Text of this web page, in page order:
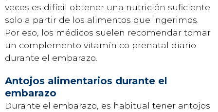
veces es difícil obtener una nutrición suficiente
solo a partir de los alimentos que ingerimos.
Por eso, los médicos suelen recomendar tomar
un complemento vitamínico prenatal diario
durante el embarazo.
Antojos alimentarios durante el
embarazo
Durante el embarazo, es habitual tener antojos